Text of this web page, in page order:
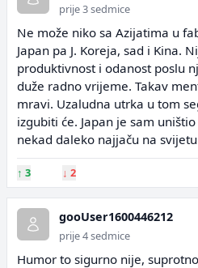
prije 3 sedmice
Ne može niko sa Azijatima u
Japan pa J. Koreja, sad i Kina.
produktivnost i odanost poslu
duže radno vrijeme. Takav
mravi. Uzaludna utrka u tom
izgubiti će. Japan je sam
nekad daleko najjaču na
↑ 3 ↓ 2
gooUser1600446212
prije 4 sedmice
Humor to sigurno nije,